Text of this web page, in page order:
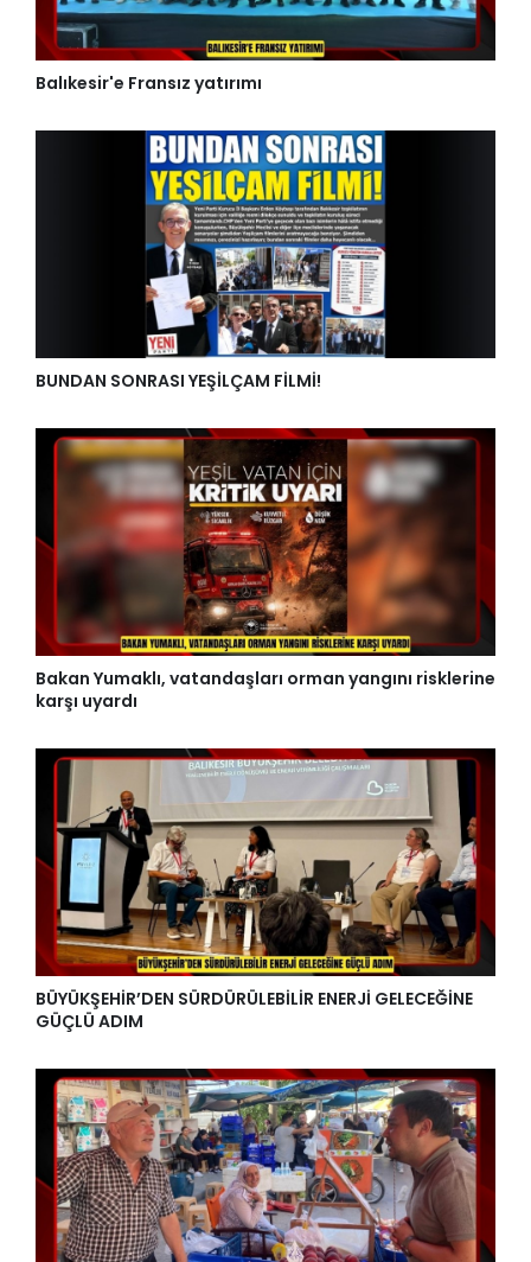
Balıkesir'e Fransız yatırımı
BUNDAN SONRASI YEŞİLÇAM FİLMİ!
Bakan Yumaklı, vatandaşları orman yangını risklerine
karşı uyardı
BÜYÜKŞEHİR’DEN SÜRDÜRÜLEBİLİR ENERJİ GELECEĞİNE
GÜÇLÜ ADIM